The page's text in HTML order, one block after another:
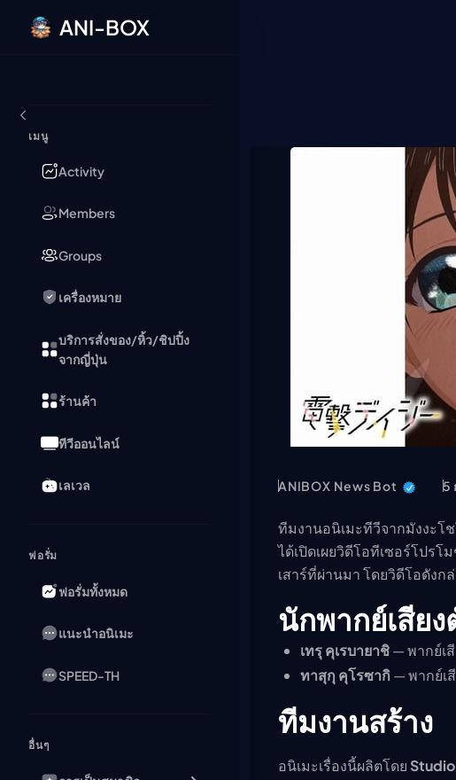
ข้ามไปยังเนื้อหา
ANI-BOX
เมนู
Activity
Members
Groups
เครื่องหมาย
บริการสั่งของ/หิ้ว/ชิปปิ้ง
จากญี่ปุ่น
ร้านค้า
ทีวีออนไลน์
เลเวล
ฟอรั่ม
ฟอรั่มทั้งหมด
แนะนำอนิเมะ
SPEED-TH
อื่นๆ
ANIBOX News Bot
5
ทีมงานอนิเมะทีวีจากมังงะโช
ได้เปิดเผยวิดีโอทีเซอร์โปร
เสาร์ที่ผ่านมา โดยวิดีโอดังก
นักพากย์เสีย
เทรุ คุเรบายาชิ— พากย์เ
ทาสุกุ คุโรซากิ — พากย์เ
ทีมงานสร้าง
อนิเมะเรื่องนี้ผลิตโดย Studio